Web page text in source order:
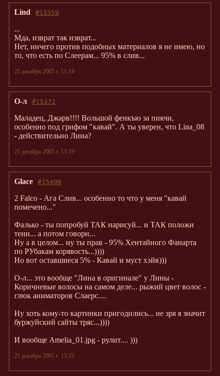
#15359
Lind
...
Мда, изврат так изврат...
Нет, ничего против подобных материалов я не имею, но
то, что есть по Слеерам... 95% в слив...
21 декабря 2005 г. 11:14
#15372
О-л
Маладец, Джарв!!!! Вольшой фенкъю за пикчи,
особенно под грифом "кавай". А ты уверен, что Lina_08
- действительно Лина?
21 декабря 2005 г. 13:19
#15400
Glace
2 Falco - Ага Слив... особенно то что у меня "кавай
помечено..."
Фалько - ты попробуй ТАК нарисуй... и ТАК положи
тени... а потом говори...
Ну а в целом... ну ты прав - 95% Хентайного Фанарта
по РУбакам корявость...))))
Но вот оставшиеся 5% - Кавай и муст хэйв)))
О-л... это вообще "Лина в оригинале" у Лины -
Коричневые волосы на самом деле... рыжий цвет волос -
глюк аниматоров Слаерс....
Ну хоть кому-то картинки пригодились... не зря я значит
буржуйский сайты тряс...))))
И вообще Amelia_01.jpg - рулит.... )))
21 декабря 2005 г. 15:33